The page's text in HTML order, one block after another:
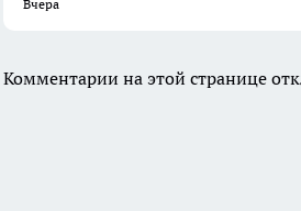
Вчера
Комментарии на этой странице